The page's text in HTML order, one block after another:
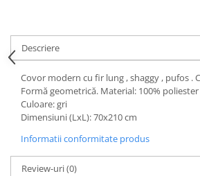
Descriere
Covor modern cu fir lung , shaggy , pufos .
Formă geometrică. Material: 100% poliester
Culoare: gri
Dimensiuni (LxL): 70x210 cm
Informatii conformitate produs
Review-uri(0)